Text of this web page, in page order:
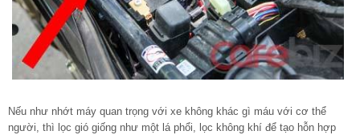
Nếu như nhớt máy quan trọng với xe không khác gì máu với cơ thể
người, thì lọc gió giống như một lá phổi, lọc không khí để tạo hỗn hợp